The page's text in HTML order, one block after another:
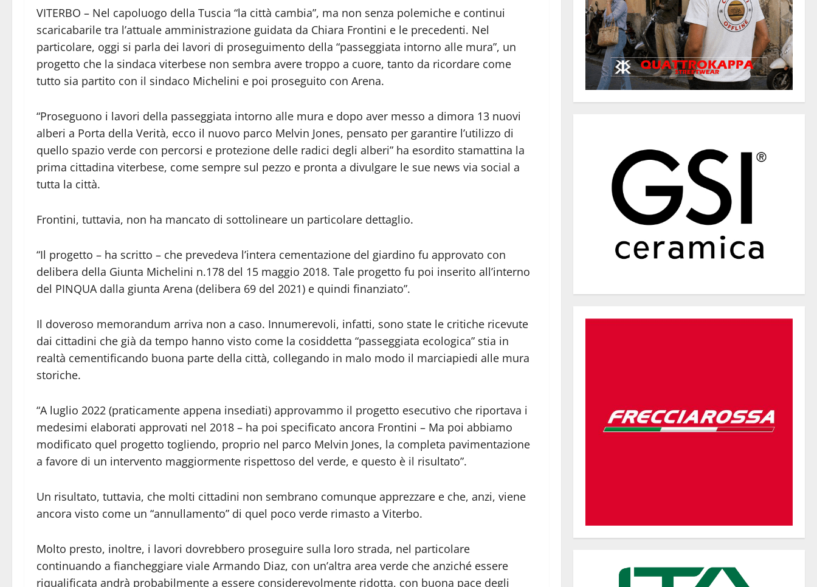
VITERBO – Nel capoluogo della Tuscia “la città cambia”, ma non senza polemiche e continui
scaricabarile tra l’attuale amministrazione guidata da Chiara Frontini e le precedenti. Nel
particolare, oggi si parla dei lavori di proseguimento della “passeggiata intorno alle mura”, un
progetto che la sindaca viterbese non sembra avere troppo a cuore, tanto da ricordare come
tutto sia partito con il sindaco Michelini e poi proseguito con Arena.
“Proseguono i lavori della passeggiata intorno alle mura e dopo aver messo a dimora 13 nuovi
alberi a Porta della Verità, ecco il nuovo parco Melvin Jones, pensato per garantire l’utilizzo di
quello spazio verde con percorsi e protezione delle radici degli alberi” ha esordito stamattina la
prima cittadina viterbese, come sempre sul pezzo e pronta a divulgare le sue news via social a
tutta la città.
Frontini, tuttavia, non ha mancato di sottolineare un particolare dettaglio.
“Il progetto – ha scritto – che prevedeva l’intera cementazione del giardino fu approvato con
delibera della Giunta Michelini n.178 del 15 maggio 2018. Tale progetto fu poi inserito all’interno
del PINQUA dalla giunta Arena (delibera 69 del 2021) e quindi finanziato”.
Il doveroso memorandum arriva non a caso. Innumerevoli, infatti, sono state le critiche ricevute
dai cittadini che già da tempo hanno visto come la cosiddetta “passeggiata ecologica” stia in
realtà cementificando buona parte della città, collegando in malo modo il marciapiedi alle mura
storiche.
“A luglio 2022 (praticamente appena insediati) approvammo il progetto esecutivo che riportava i
medesimi elaborati approvati nel 2018 – ha poi specificato ancora Frontini – Ma poi abbiamo
modificato quel progetto togliendo, proprio nel parco Melvin Jones, la completa pavimentazione
a favore di un intervento maggiormente rispettoso del verde, e questo è il risultato”.
Un risultato, tuttavia, che molti cittadini non sembrano comunque apprezzare e che, anzi, viene
ancora visto come un “annullamento” di quel poco verde rimasto a Viterbo.
Molto presto, inoltre, i lavori dovrebbero proseguire sulla loro strada, nel particolare
continuando a fiancheggiare viale Armando Diaz, con un’altra area verde che anziché essere
riqualificata andrà probabilmente a essere considerevolmente ridotta, con buona pace degli